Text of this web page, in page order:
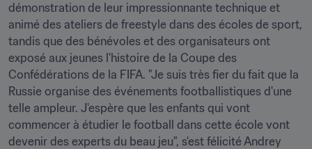
démonstration de leur impressionnante technique et
animé des ateliers de freestyle dans des écoles de sport,
tandis que des bénévoles et des organisateurs ont
exposé aux jeunes l'histoire de la Coupe des
Confédérations de la FIFA. "Je suis très fier du fait que la
Russie organise des événements footballistiques d'une
telle ampleur. J'espère que les enfants qui vont
commencer à étudier le football dans cette école vont
devenir des experts du beau jeu", s'est félicité Andrey